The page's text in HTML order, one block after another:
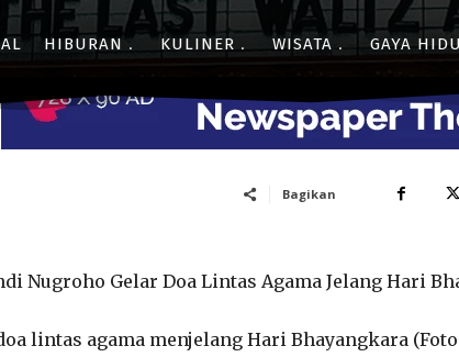
HIBURAN KULINER WISATA GAYA
- Advertisment -
Bagikan
Nugroho Gelar Doa Lintas Agama Jelang Hari
lintas agama menjelang Hari Bhayangkara